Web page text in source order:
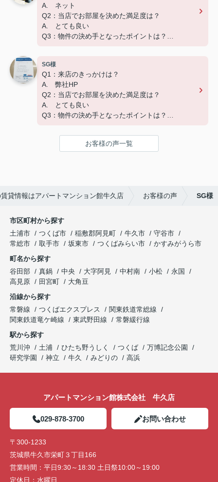
A. ネット
Q2：当店でお部屋を決めた満足度は？
A. とても良い
Q3：物件の決め手となったポイントは？
ーーーーーーーーーーーーーーーーーーーー
この度はご成約いただき、ありがとうございました
☆彡
快適な新生活になることをお祈りしています('ω')
SG様
Q1：来店のきっかけは？
A. 弊社HP
Q2：当店でお部屋を決めた満足度は？
A. とても良い
Q3：物件の決め手となったポイントは？
ーーーーーーーーーーーーーーーーーーーー
お客様の声一覧
貸情報はアパートマンション館牛久店 お客様の声 SG様
市区町村から探す
土浦市
つくば市 稲敷郡阿見町 牛久市
守谷市
常総市
取手市 坂東市 つくばみらい市
かすみがうら市
町名から探す
谷田部
真鍋 中央 大字阿見 中村南 小松
永国
高見原
田宮町
大角豆
沿線から探す
常磐線
つくばエクスプレス
関東鉄道常総線
関東鉄道竜ケ崎線
東武野田線
常磐緩行線
駅から探す
荒川沖
土浦 ひたち野うしく つくば
万博記念公園
研究学園
神立 牛久 みどりの 高浜
アパートマンション館株式会社 牛久店
029-878-3700 お問い合わせ
〒300-1233
茨城県牛久市栄町３丁目166
営業時間： 平日9:30～18:30 土日祭10:00～19:00
定休日： 水曜日